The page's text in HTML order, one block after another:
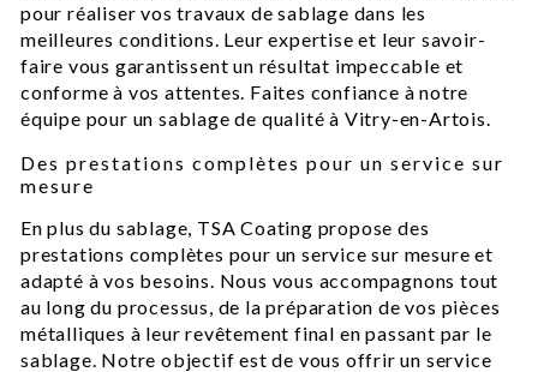
pour réaliser vos travaux de sablage dans les
meilleures conditions. Leur expertise et leur savoir-
faire vous garantissent un résultat impeccable et
conforme à vos attentes. Faites confiance à notre
équipe pour un sablage de qualité à Vitry-en-Artois.
Des prestations complètes pour un service sur
mesure
En plus du sablage, TSA Coating propose des
prestations complètes pour un service sur mesure et
adapté à vos besoins. Nous vous accompagnons tout
au long du processus, de la préparation de vos pièces
métalliques à leur revêtement final en passant par le
sablage. Notre objectif est de vous offrir un service